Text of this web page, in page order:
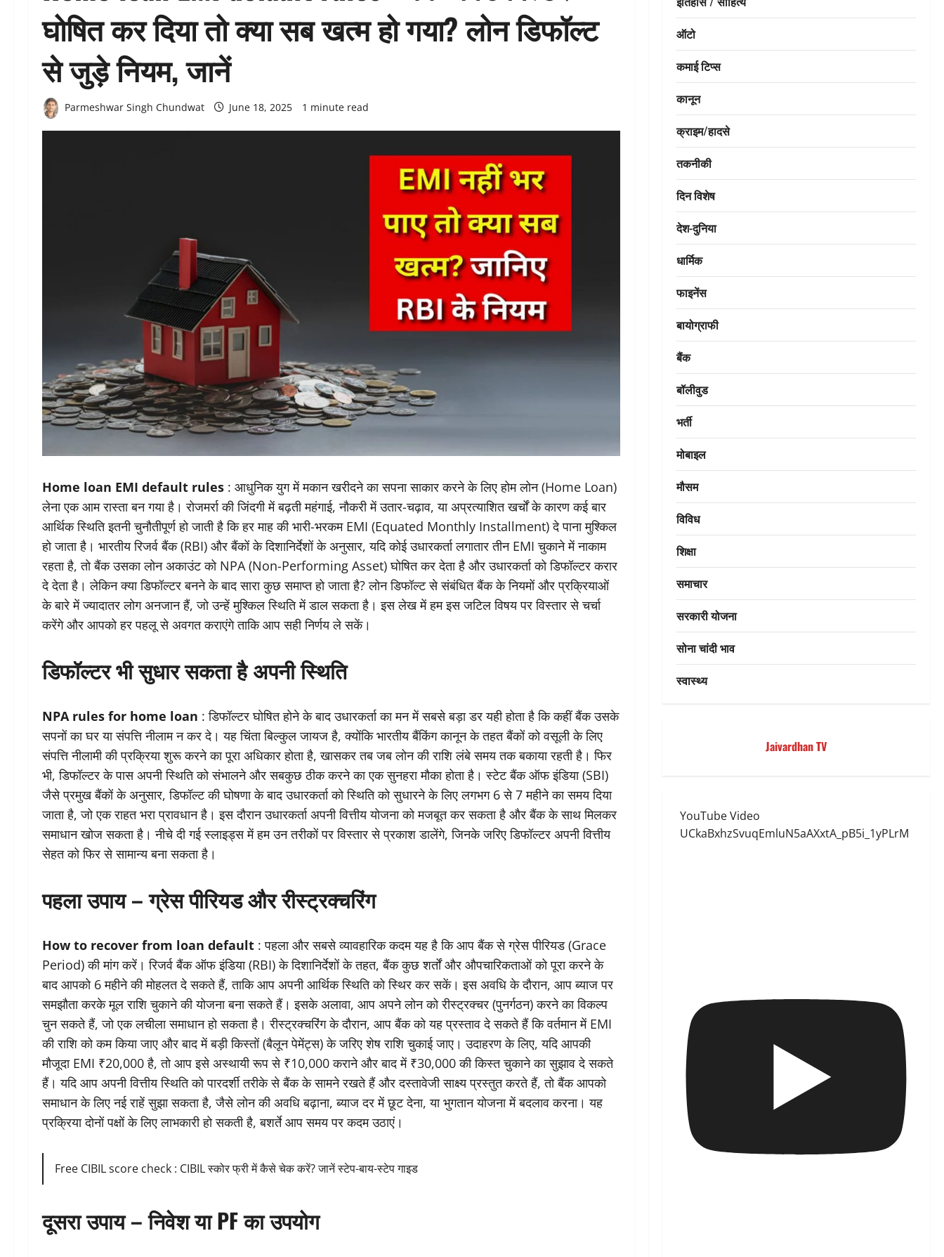
घोषित कर दिया तो क्या सब खत्म हो गया? लोन डिफॉल्ट
से जुड़े नियम, जानें
Parmeshwar Singh Chundwat June 18, 2025 1 minute read
Home loan EMI default rules : आधुनिक युग में मकान खरीदने का सपना साकार करने के लिए होम लोन (Home Loan)
लेना एक आम रास्ता बन गया है। रोजमर्रा की जिंदगी में बढ़ती महंगाई, नौकरी में उतार-चढ़ाव, या अप्रत्याशित खर्चों के कारण कई बार
आर्थिक स्थिति इतनी चुनौतीपूर्ण हो जाती है कि हर माह की भारी-भरकम EMI (Equated Monthly Installment) दे पाना मुश्किल
हो जाता है। भारतीय रिजर्व बैंक (RBI) और बैंकों के दिशानिर्देशों के अनुसार, यदि कोई उधारकर्ता लगातार तीन EMI चुकाने में नाकाम
रहता है, तो बैंक उसका लोन अकाउंट को NPA (Non-Performing Asset) घोषित कर देता है और उधारकर्ता को डिफॉल्टर करार
दे देता है। लेकिन क्या डिफॉल्टर बनने के बाद सारा कुछ समाप्त हो जाता है? लोन डिफॉल्ट से संबंधित बैंक के नियमों और प्रक्रियाओं
के बारे में ज्यादातर लोग अनजान हैं, जो उन्हें मुश्किल स्थिति में डाल सकता है। इस लेख में हम इस जटिल विषय पर विस्तार से चर्चा
करेंगे और आपको हर पहलू से अवगत कराएंगे ताकि आप सही निर्णय ले सकें।
डिफॉल्टर भी सुधार सकता है अपनी स्थिति
NPA rules for home loan : डिफॉल्टर घोषित होने के बाद उधारकर्ता का मन में सबसे बड़ा डर यही होता है कि कहीं बैंक उसके
सपनों का घर या संपत्ति नीलाम न कर दे। यह चिंता बिल्कुल जायज है, क्योंकि भारतीय बैंकिंग कानून के तहत बैंकों को वसूली के लिए
संपत्ति नीलामी की प्रक्रिया शुरू करने का पूरा अधिकार होता है, खासकर तब जब लोन की राशि लंबे समय तक बकाया रहती है। फिर
भी, डिफॉल्टर के पास अपनी स्थिति को संभालने और सबकुछ ठीक करने का एक सुनहरा मौका होता है। स्टेट बैंक ऑफ इंडिया (SBI)
जैसे प्रमुख बैंकों के अनुसार, डिफॉल्ट की घोषणा के बाद उधारकर्ता को स्थिति को सुधारने के लिए लगभग 6 से 7 महीने का समय दिया
जाता है, जो एक राहत भरा प्रावधान है। इस दौरान उधारकर्ता अपनी वित्तीय योजना को मजबूत कर सकता है और बैंक के साथ मिलकर
समाधान खोज सकता है। नीचे दी गई स्लाइड्स में हम उन तरीकों पर विस्तार से प्रकाश डालेंगे, जिनके जरिए डिफॉल्टर अपनी वित्तीय
सेहत को फिर से सामान्य बना सकता है।
पहला उपाय – ग्रेस पीरियड और रीस्ट्रक्चरिंग
How to recover from loan default : पहला और सबसे व्यावहारिक कदम यह है कि आप बैंक से ग्रेस पीरियड (Grace
Period) की मांग करें। रिजर्व बैंक ऑफ इंडिया (RBI) के दिशानिर्देशों के तहत, बैंक कुछ शर्तों और औपचारिकताओं को पूरा करने के
बाद आपको 6 महीने की मोहलत दे सकते हैं, ताकि आप अपनी आर्थिक स्थिति को स्थिर कर सकें। इस अवधि के दौरान, आप ब्याज पर
समझौता करके मूल राशि चुकाने की योजना बना सकते हैं। इसके अलावा, आप अपने लोन को रीस्ट्रक्चर (पुनर्गठन) करने का विकल्प
चुन सकते हैं, जो एक लचीला समाधान हो सकता है। रीस्ट्रक्चरिंग के दौरान, आप बैंक को यह प्रस्ताव दे सकते हैं कि वर्तमान में EMI
की राशि को कम किया जाए और बाद में बड़ी किस्तों (बैलून पेमेंट्स) के जरिए शेष राशि चुकाई जाए। उदाहरण के लिए, यदि आपकी
मौजूदा EMI ₹20,000 है, तो आप इसे अस्थायी रूप से ₹10,000 कराने और बाद में ₹30,000 की किस्त चुकाने का सुझाव दे सकते
हैं। यदि आप अपनी वित्तीय स्थिति को पारदर्शी तरीके से बैंक के सामने रखते हैं और दस्तावेजी साक्ष्य प्रस्तुत करते हैं, तो बैंक आपको
समाधान के लिए नई राहें सुझा सकता है, जैसे लोन की अवधि बढ़ाना, ब्याज दर में छूट देना, या भुगतान योजना में बदलाव करना। यह
प्रक्रिया दोनों पक्षों के लिए लाभकारी हो सकती है, बशर्ते आप समय पर कदम उठाएं।
Free CIBIL score check : CIBIL स्कोर फ्री में कैसे चेक करें? जानें स्टेप-बाय-स्टेप गाइड
दूसरा उपाय – निवेश या PF का उपयोग
ऑटो
कमाई टिप्स
कानून
क्राइम/हादसे
तकनीकी
दिन विशेष
देश-दुनिया
धार्मिक
फाइनेंस
बायोग्राफी
बैंक
बॉलीवुड
भर्ती
मोबाइल
मौसम
विविध
शिक्षा
समाचार
सरकारी योजना
सोना चांदी भाव
स्वास्थ्य
Jaivardhan TV
YouTube Video
UCkaBxhzSvuqEmluN5aAXxtA_pB5i_1yPLrM